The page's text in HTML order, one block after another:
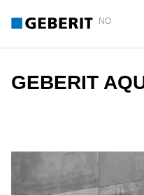
NO
GEBERIT